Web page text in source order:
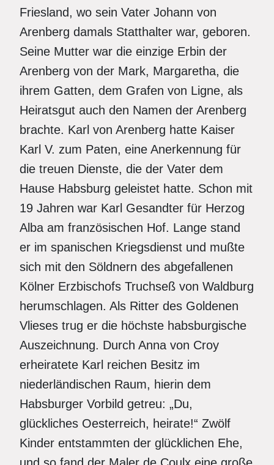
Friesland, wo sein Vater Johann von
Arenberg damals Statthalter war, geboren.
Seine Mutter war die einzige Erbin der
Arenberg von der Mark, Margaretha, die
ihrem Gatten, dem Grafen von Ligne, als
Heiratsgut auch den Namen der Arenberg
brachte. Karl von Arenberg hatte Kaiser
Karl V. zum Paten, eine Anerkennung für
die treuen Dienste, die der Vater dem
Hause Habsburg geleistet hatte. Schon mit
19 Jahren war Karl Gesandter für Herzog
Alba am französischen Hof. Lange stand
er im spanischen Kriegsdienst und mußte
sich mit den Söldnern des abgefallenen
Kölner Erzbischofs Truchseß von Waldburg
herumschlagen. Als Ritter des Goldenen
Vlieses trug er die höchste habsburgische
Auszeichnung. Durch Anna von Croy
erheiratete Karl reichen Besitz im
niederländischen Raum, hierin dem
Habsburger Vorbild getreu: „Du,
glückliches Oesterreich, heirate!“ Zwölf
Kinder entstammten der glücklichen Ehe,